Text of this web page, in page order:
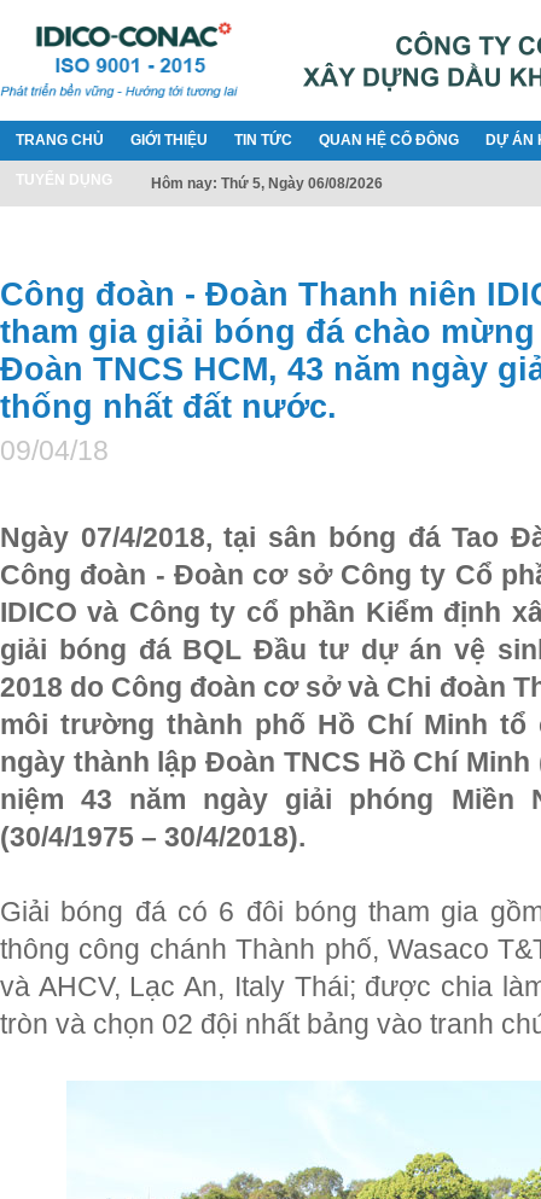
TRANG CHỦ GIỚI THIỆU TIN TỨC QUAN HỆ CỔ ĐÔNG DỰ ÁN
TUYỂN DỤNG Hôm nay: Thứ 5, Ngày 06/08/2026
Công đoàn - Đoàn Thanh niên
tham gia giải bóng đá chào
Đoàn TNCS HCM, 43 năm ngày
thống nhất đất nước.
09/04/18
Ngày 07/4/2018, tại sân bóng đá Tao
Công đoàn - Đoàn cơ sở Công ty Cổ
IDICO và Công ty cổ phần Kiểm định
giải bóng đá BQL Đầu tư dự án vệ
2018 do Công đoàn cơ sở và Chi đoàn
môi trường thành phố Hồ Chí Minh tổ
ngày thành lập Đoàn TNCS Hồ Chí Minh
niệm 43 năm ngày giải phóng Miền
(30/4/1975 – 30/4/2018).
Giải bóng đá có 6 đôi bóng tham gia
thông công chánh Thành phố, Wasaco
và AHCV, Lạc An, Italy Thái; được chia
tròn và chọn 02 đội nhất bảng vào tranh